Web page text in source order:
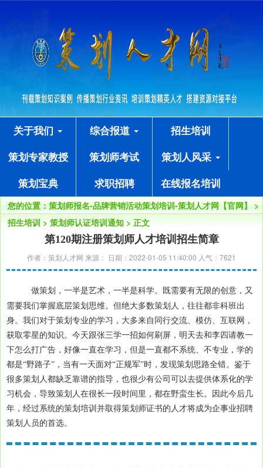
关于我们 综合报道
招生培训
策划专家教授
策划师考试
策划人风采
策划宝典
求职招聘 在线报名培训
您的位置： 策划师报名-品牌营销活动策划培训-策划人才网【官网】
>
招生培训 > 策划师认证培训通知 > 正文
第120期注册策划师人才培训招生简章
作者：策划人才网 来源： 日期：2022-01-05 11:40:00 人气： 7621
做策划，一半是艺术，一半是科学。既需要有无限的创意，又
需要我们掌握底层策划思维。但绝大多数策划人，往往都非科班出
身。我们对于策划专业的学习，大多来自同行交流、模仿、互联网，
获取零星的知识。今天跟张三学一招如何刷屏，明天去和李四请教一
下怎么打广告，好像一直在学习，但是一直都不系统、不专业，学的
都是“野路子”，当有一天面对“正规军”时，发现策划思路全错。鉴于
很多策划人都缺乏靠谱的指导，也很少有公司可以去提供体系化的学
习机会，导致策划人在很长一段时间里，都在野蛮生长。因此今后几
年，经过系统的策划培训并取得策划师证书的人才将成为企事业招聘
策划人员的首选。